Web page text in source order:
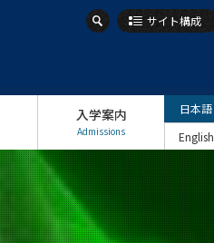
サイト構成
入学案内
Admissions
日本語
English